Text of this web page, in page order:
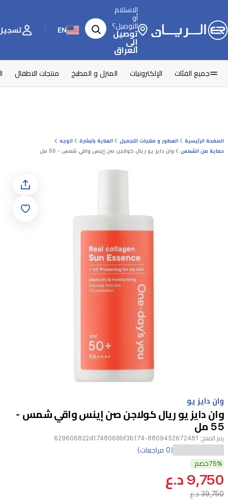
الاستلام
أو
التوصيل؟
توصيل
إلى
العراق
EN تسجيل
جميع الفئات الإلكترونيات المنزل و المطبخ منتجات الاطفال
الصفحة الرئيسية العطور و منتجات التجميل العناية بالبشرة
الوجه
حماية من الشمس
وان دايز يو ريال كولاجن صن إينس واقي شمس - 55 مل
1
of
1
وان دايز يو
وان دايز يو ريال كولاجن صن إينس واقي شمس -
55 مل
رمز المنتج: 8809452672481-629606822d1748068bf3b174
الشمس
بالكولاجين
الحقيقي
(0 مراجعات)
75%خصم
9,750 د.ع
39,750 د.ع